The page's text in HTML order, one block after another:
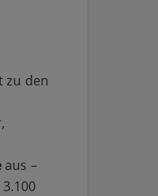
zu den
aus –